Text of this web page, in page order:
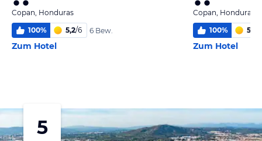
Copan, Honduras
100% 5,2/6 6 Bew.
Zum Hotel
Copan, Honduras
100% 5
Zum Hotel
5